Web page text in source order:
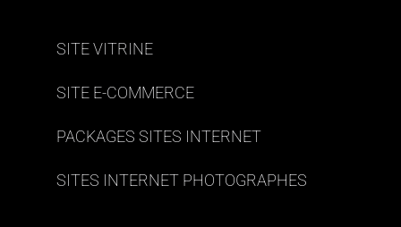
SITE VITRINE
SITE E-COMMERCE
PACKAGES SITES INTERNET
SITES INTERNET PHOTOGRAPHES